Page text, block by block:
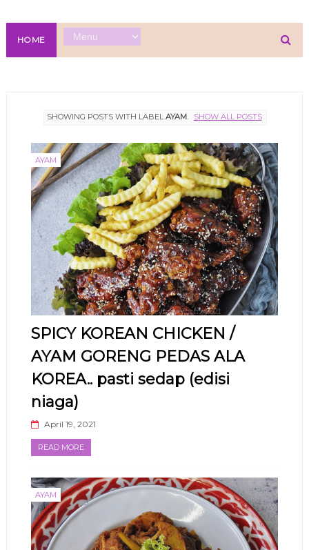
HOME
SHOWING POSTS WITH LABELAYAM. SHOW ALL POSTS
AYAM
SPICY KOREAN CHICKEN /
AYAM GORENG PEDAS ALA
KOREA.. pasti sedap (edisi
niaga)
April 19, 2021
READ MORE
AYAM